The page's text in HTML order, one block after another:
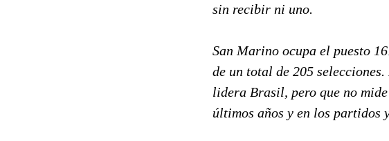
sin recibir ni uno.
San Marino ocupa el puesto
de un total de 205
lidera Brasil, pero que no
últimos años y en los partidos